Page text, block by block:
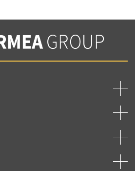
с нашей политикой